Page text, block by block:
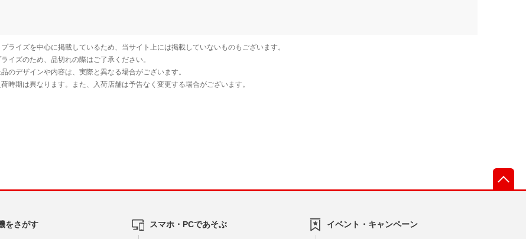
をさがす スマホ・PCであそぶ イベント・キャンペーン